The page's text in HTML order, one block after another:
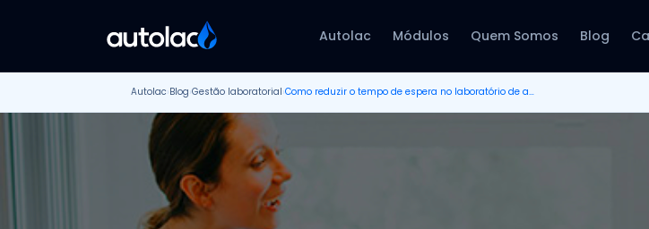
Autolac Módulos Quem Somos Blog
Autolac›Blog›Gestão laboratorial› Como reduzir o tempo de espera no laboratório de análises clínicas?